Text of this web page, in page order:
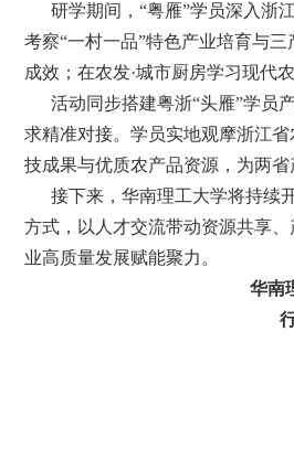
研学期间，“粤雁”学员深入浙
考察“一村一品”特色产业培育与
成效；在农发·城市厨房学习现代
活动同步搭建粤浙“头雁”学员
求精准对接。学员实地观摩浙江
技成果与优质农产品资源，为两
接下来，华南理工大学将持续
方式，以人才交流带动资源共享
业高质量发展赋能聚力。
华南